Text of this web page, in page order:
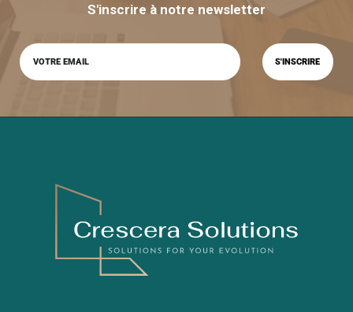
S'inscrire à notre newsletter